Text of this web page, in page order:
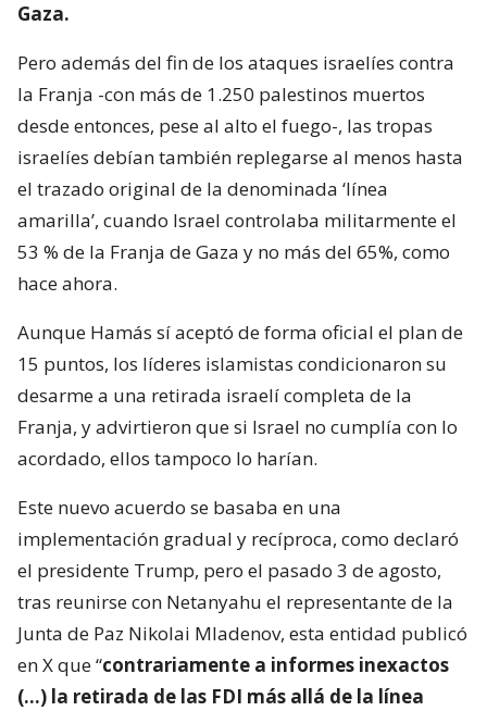
Gaza.
Pero además del fin de los ataques israelíes contra
la Franja -con más de 1.250 palestinos muertos
desde entonces, pese al alto el fuego-, las tropas
israelíes debían también replegarse al menos hasta
el trazado original de la denominada ‘línea
amarilla’, cuando Israel controlaba militarmente el
53 % de la Franja de Gaza y no más del 65%, como
hace ahora.
Aunque Hamás sí aceptó de forma oficial el plan de
15 puntos, los líderes islamistas condicionaron su
desarme a una retirada israelí completa de la
Franja, y advirtieron que si Israel no cumplía con lo
acordado, ellos tampoco lo harían.
Este nuevo acuerdo se basaba en una
implementación gradual y recíproca, como declaró
el presidente Trump, pero el pasado 3 de agosto,
tras reunirse con Netanyahu el representante de la
Junta de Paz Nikolai Mladenov, esta entidad publicó
en X que “contrariamente a informes inexactos
(…) la retirada de las FDI más allá de la línea